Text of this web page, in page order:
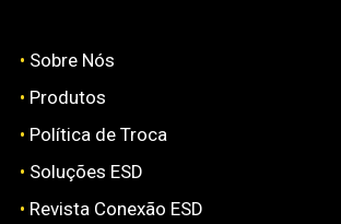
• Sobre Nós
• Produtos
• Política de Troca
• Soluções ESD
• Revista Conexão ESD